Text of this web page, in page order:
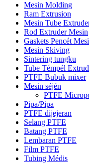
Mesin Molding
Ram Extrusion
Mesin Tube
Rod Extruder Mesin
Gaskets Pencét
Mesin Skiving
Sintering tungku
Tube Témpél
PTFE Bubuk mixer
Mesin séjén
PTFE
Pipa/Pipa
PTFE dijejeran
Selang PTFE
Batang PTFE
Lembaran PTFE
Film PTFE
Tubing Médis